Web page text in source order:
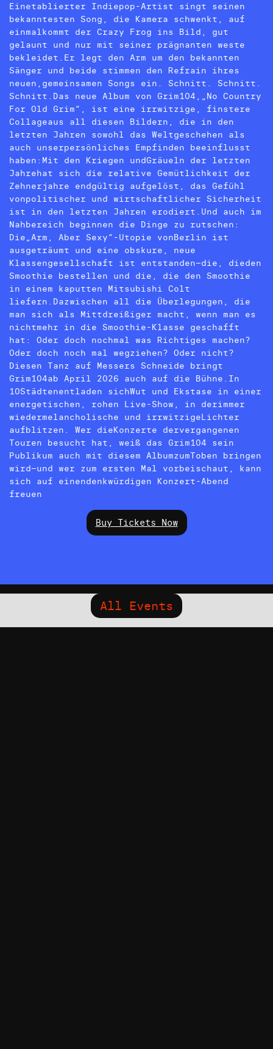
Einetablierter Indiepop-Artist singt seinen
bekanntesten Song, die Kamera schwenkt, auf
einmalkommt der Crazy Frog ins Bild, gut
gelaunt und nur mit seiner prägnanten weste
bekleidet.Er legt den Arm um den bekannten
Sänger und beide stimmen den Refrain ihres
neuen,gemeinsamen Songs ein. Schnitt. Schnitt.
Schnitt.Das neue Album von Grim104,„No Country
For Old Grim“, ist eine irrwitzige, finstere
Collageaus all diesen Bildern, die in den
letzten Jahren sowohl das Weltgeschehen als
auch unserpersönliches Empfinden beeinflusst
haben:Mit den Kriegen undGräueln der letzten
Jahrehat sich die relative Gemütlichkeit der
Zehnerjahre endgültig aufgelöst, das Gefühl
vonpolitischer und wirtschaftlicher Sicherheit
ist in den letzten Jahren erodiert.Und auch im
Nahbereich beginnen die Dinge zu rutschen:
Die„Arm, Aber Sexy“-Utopie vonBerlin ist
ausgeträumt und eine obskure, neue
Klassengesellschaft ist entstanden–die, dieden
Smoothie bestellen und die, die den Smoothie
in einem kaputten Mitsubishi Colt
liefern.Dazwischen all die Überlegungen, die
man sich als Mittdreißiger macht, wenn man es
nichtmehr in die Smoothie-Klasse geschafft
hat: Oder doch nochmal was Richtiges machen?
Oder doch noch mal wegziehen? Oder nicht?
Diesen Tanz auf Messers Schneide bringt
Grim104ab April 2026 auch auf die Bühne.In
10Städtenentladen sichWut und Ekstase in einer
energetischen, rohen Live-Show, in derimmer
wiedermelancholische und irrwitzigeLichter
aufblitzen. Wer dieKonzerte dervergangenen
Touren besucht hat, weiß das Grim104 sein
Publikum auch mit diesem AlbumzumToben bringen
wird–und wer zum ersten Mal vorbeischaut, kann
sich auf einendenkwürdigen Konzert-Abend
freuen
Buy Tickets Now
All Events